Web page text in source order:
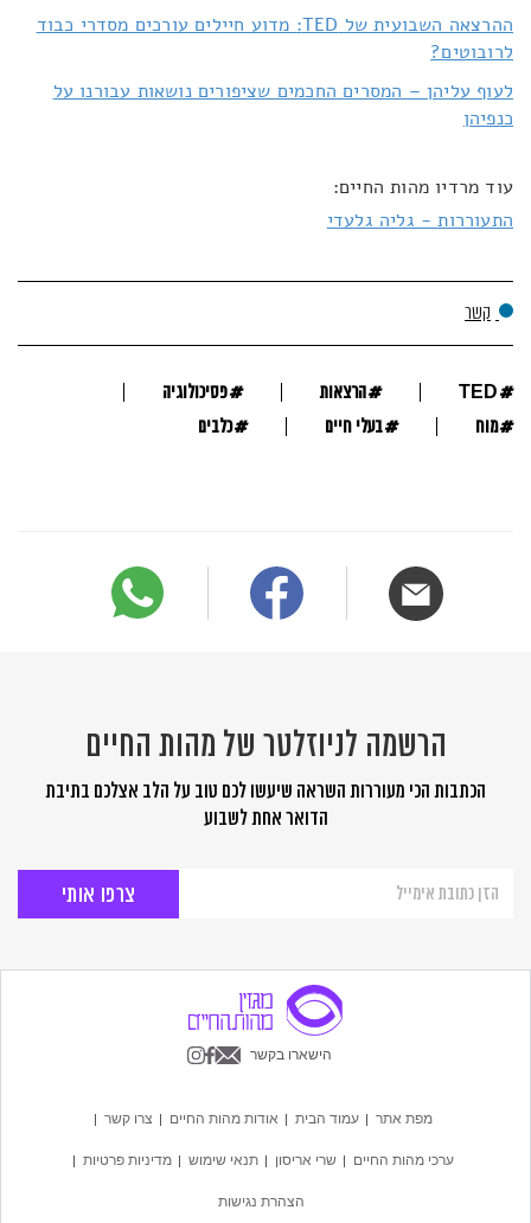
ההרצאה השבועית של TED: מדוע חיילים עורכים מסדרי כבוד
לרובוטים?
לעוף עליהן – המסרים החכמים שציפורים נושאות עבורנו על
כנפיהן
עוד מרדיו מהות החיים:
התעוררות - גליה גלעדי
קשר
#
TED
#הרצאות #פסיכולוגיה
#מוח #בעלי חיים #כלבים
הרשמה לניוזלטר של מהות החיים
הכתבות הכי מעוררות השראה שיעשו לכם טוב על הלב אצלכם בתיבת
הדואר אחת לשבוע
לניוזלטר
החיים
הישארו בקשר
מפת אתר עמוד הבית אודות מהות החיים צרו קשר
ערכי מהות החיים שרי אריסון תנאי שימוש מדיניות פרטיות
הצהרת נגישות